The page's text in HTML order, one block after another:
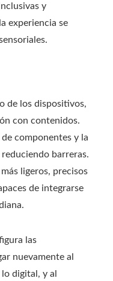
y
experiencia se
de los dispositivos,
con contenidos.
componentes y la
barreras.
ligeros, precisos
de integrarse
las
nuevamente al
digital, y al